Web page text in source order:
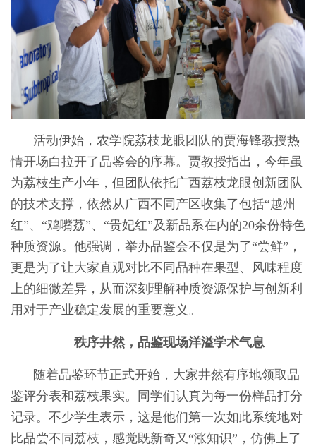
活动伊始，农学院荔枝龙眼团队的贾海锋教授热
情开场白拉开了品鉴会的序幕。贾教授指出，今年虽
为荔枝生产小年，但团队依托广西荔枝龙眼创新团队
的技术支撑，依然从广西不同产区收集了包括“越州
红”、“鸡嘴荔”、“贵妃红”及新品系在内的20余份特色
种质资源。他强调，举办品鉴会不仅是为了“尝鲜”，
更是为了让大家直观对比不同品种在果型、风味程度
上的细微差异，从而深刻理解种质资源保护与创新利
用对于产业稳定发展的重要意义。
秩序井然，品鉴现场洋溢学术气息
随着品鉴环节正式开始，大家井然有序地领取品
鉴评分表和荔枝果实。同学们认真为每一份样品打分
记录。不少学生表示，这是他们第一次如此系统地对
比品尝不同荔枝，感觉既新奇又“涨知识”，仿佛上了